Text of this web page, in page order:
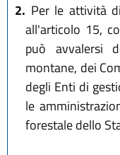
2. Per le attività
all'articolo 15,
può avvalersi
montane, dei
degli Enti di
le
forestale dello